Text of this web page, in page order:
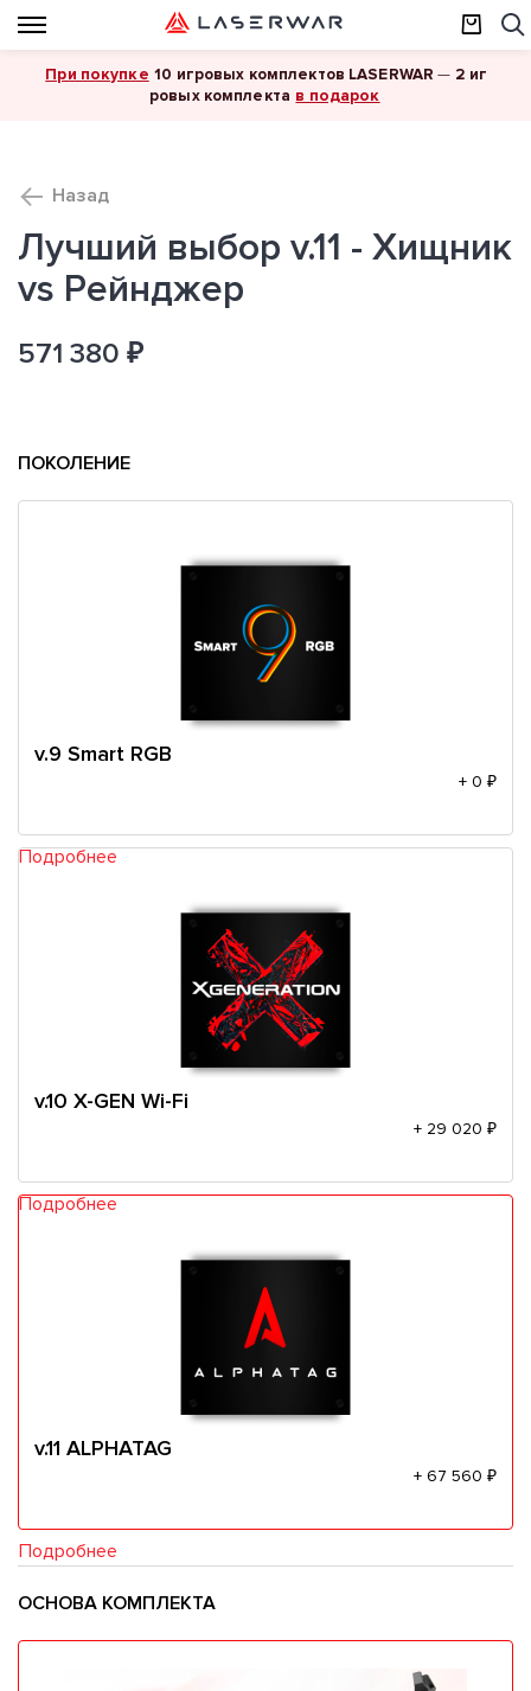
При покупке 10 игровых комплектов LASERWAR — 2 иг
ровых комплекта в подарок
Назад
Лучший выбор v.11 - Хищник
vs Рейнджер
571 380 ₽
ПОКОЛЕНИЕ
v.9 Smart RGB
+ 0 ₽
Подробнее
v.10 X-GEN Wi-Fi
+ 29 020 ₽
Подробнее
v.11 ALPHATAG
+ 67 560 ₽
Подробнее
ОСНОВА КОМПЛЕКТА